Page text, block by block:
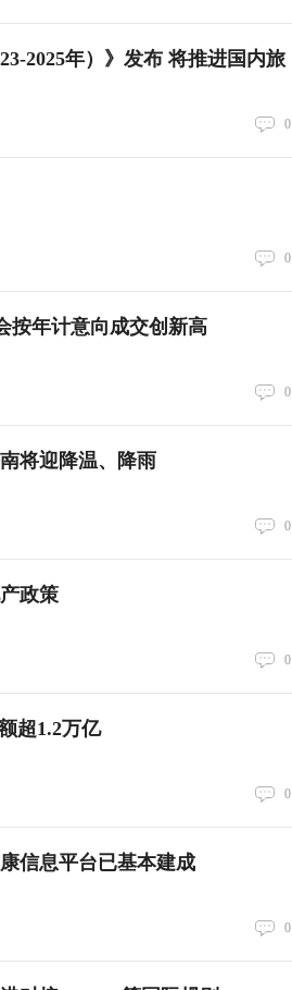
2025年）》发布 将推进国内旅
0
0
按年计意向成交创新高
0
将迎降温、降雨
0
政策
0
超1.2万亿
0
信息平台已基本建成
0